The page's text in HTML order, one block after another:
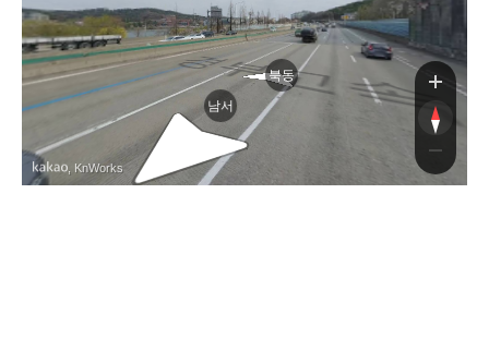
남서
북동
, KnWorks